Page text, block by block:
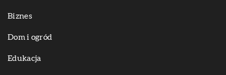
Biznes
Dom i ogród
Edukacja